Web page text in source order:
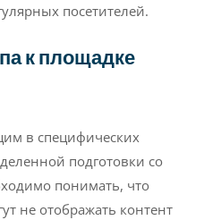
посетителей.
к площадке
в специфических
подготовки со
понимать, что
не отображать контент